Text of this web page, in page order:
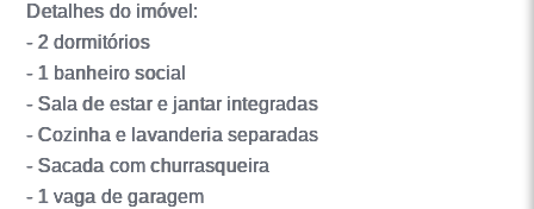
Detalhes do imóvel:
- 2 dormitórios
- 1 banheiro social
- Sala de estar e jantar integradas
- Cozinha e lavanderia separadas
- Sacada com churrasqueira
- 1 vaga de garagem